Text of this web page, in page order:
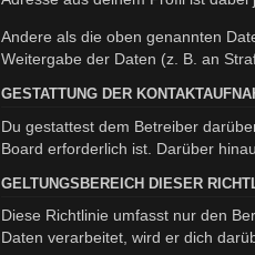
Andere als die oben genannten
Weitergabe der Daten (z. B. an
GESTATTUNG DER
Du gestattest dem Betreiber
Board erforderlich ist. Darüber
GELTUNGSBEREICH DIESER
Diese Richtlinie umfasst nur den
Daten verarbeitet, wird er dich